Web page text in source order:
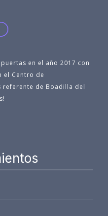
en el año 2017 con
el Centro de
referente de Boadilla del